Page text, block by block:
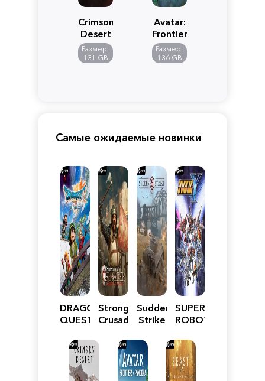
Crimson
Desert
Размер:
131 GB
Avatar:
Frontiers
of
Pandora
Размер:
136 GB
Самые ожидаемые новинки
DRAGON
QUEST
Reimagined
Stronghold
Crusader:
Edition
Sudden
Strike
SUPER
ROBOT
Y